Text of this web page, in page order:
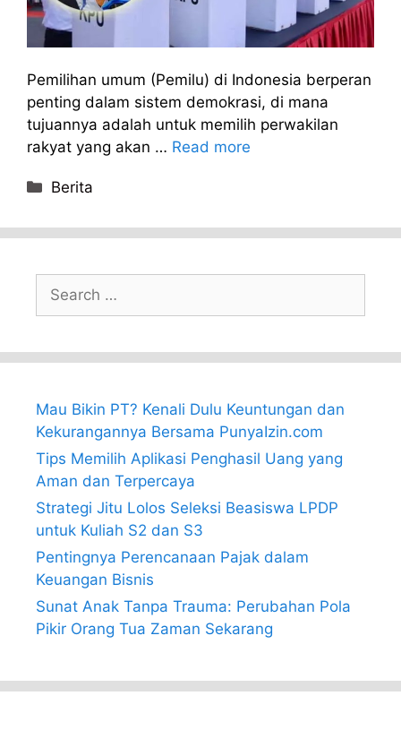
Pemilihan umum (Pemilu) di Indonesia berperan
penting dalam sistem demokrasi, di mana
tujuannya adalah untuk memilih perwakilan
rakyat yang akan … Read more
Categories
Berita
Search
for:
Mau Bikin PT? Kenali Dulu Keuntungan dan
Kekurangannya Bersama PunyaIzin.com
Tips Memilih Aplikasi Penghasil Uang yang
Aman dan Terpercaya
Strategi Jitu Lolos Seleksi Beasiswa LPDP
untuk Kuliah S2 dan S3
Pentingnya Perencanaan Pajak dalam
Keuangan Bisnis
Sunat Anak Tanpa Trauma: Perubahan Pola
Pikir Orang Tua Zaman Sekarang